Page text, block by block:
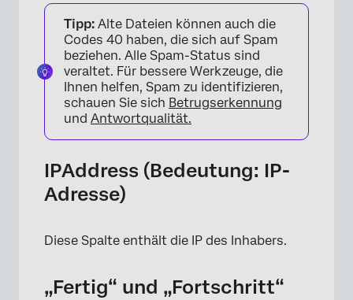
Tipp: Alte Dateien können auch die
Codes 40 haben, die sich auf Spam
beziehen. Alle Spam-Status sind
veraltet. Für bessere Werkzeuge, die
Ihnen helfen, Spam zu identifizieren,
schauen Sie sich Betrugserkennung
und Antwortqualität.
IPAddress (Bedeutung: IP-
Adresse)
Diese Spalte enthält die IP des Inhabers.
„Fertig“ und „Fortschritt“